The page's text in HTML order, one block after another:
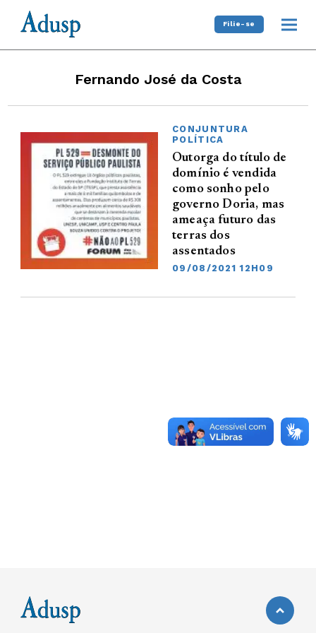
Filie-se
Fernando José da Costa
CONJUNTURA
POLÍTICA
Outorga do título de
domínio é vendida
como sonho pelo
governo Doria, mas
ameaça futuro das
terras dos
assentados
09/08/2021 12H09